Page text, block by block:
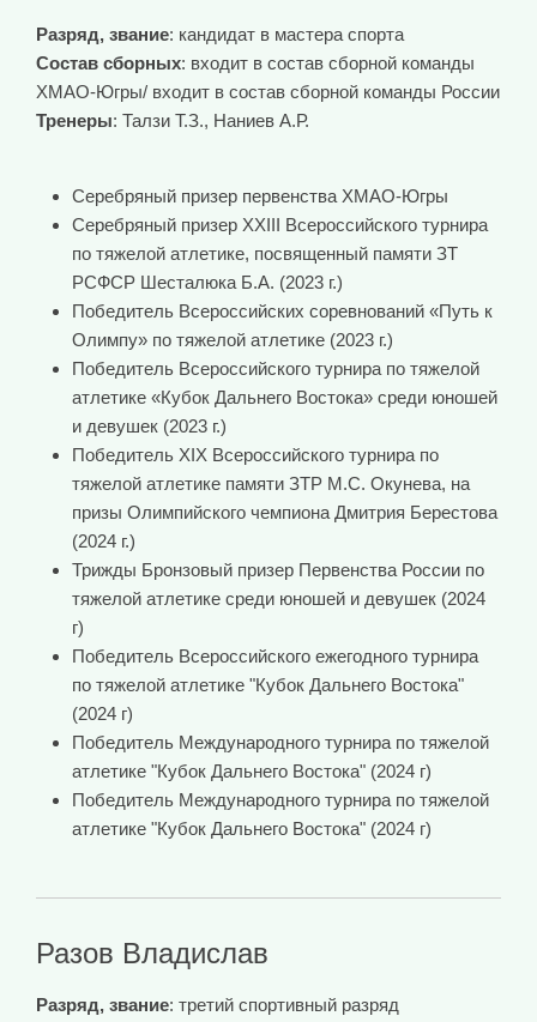
Разряд, звание: кандидат в мастера спорта
Состав сборных: входит в состав сборной команды
ХМАО-Югры/ входит в состав сборной команды России
Тренеры: Талзи Т.З., Наниев А.Р.
Серебряный призер первенства ХМАО-Югры
Серебряный призер ХXIII Всероссийского турнира
по тяжелой атлетике, посвященный памяти ЗТ
РСФСР Шесталюка Б.А. (2023 г.)
Победитель Всероссийских соревнований «Путь к
Олимпу» по тяжелой атлетике (2023 г.)
Победитель Всероссийского турнира по тяжелой
атлетике «Кубок Дальнего Востока» среди юношей
и девушек (2023 г.)
Победитель XIX Всероссийского турнира по
тяжелой атлетике памяти ЗТР М.С. Окунева, на
призы Олимпийского чемпиона Дмитрия Берестова
(2024 г.)
Трижды Бронзовый призер Первенства России по
тяжелой атлетике среди юношей и девушек (2024
г)
Победитель Всероссийского ежегодного турнира
по тяжелой атлетике "Кубок Дальнего Востока"
(2024 г)
Победитель Международного турнира по тяжелой
атлетике "Кубок Дальнего Востока" (2024 г)
Победитель Международного турнира по тяжелой
атлетике "Кубок Дальнего Востока" (2024 г)
Разов Владислав
Разряд, звание: третий спортивный разряд